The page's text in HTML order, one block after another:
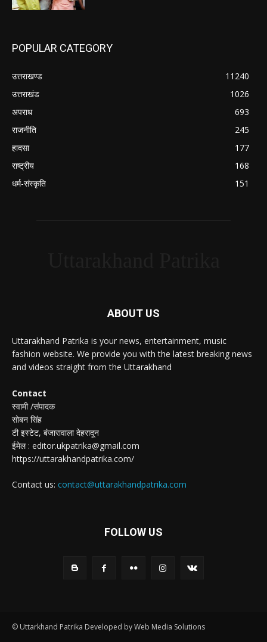
POPULAR CATEGORY
उत्तराखण्ड
11240
उत्तराखंड
1026
अपराध
693
राजनीति
245
हादसा
177
राष्ट्रीय
168
धर्म-संस्कृति
151
ABOUT US
Uttarakhand Patrika is your news, entertainment, music
fashion website. We provide you with the latest breaking news
and videos straight from the Uttarakhand
Contact
स्वामी /संपादक
सोबन सिंह
टी इस्टेट, बंजारावाला देहरादून
ईमेल : editor.ukpatrika@gmail.com
https://uttarakhandpatrika.com/
Contact us: contact@uttarakhandpatrika.com
FOLLOW US
© Uttarkhand Patrika Developed by Web Media Solutions